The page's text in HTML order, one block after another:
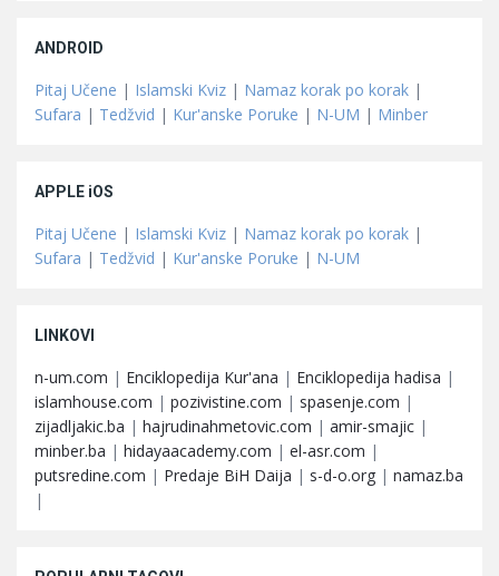
ANDROID
Pitaj Učene | Islamski Kviz | Namaz korak po korak |
Sufara | Tedžvid | Kur'anske Poruke | N-UM | Minber
APPLE iOS
Pitaj Učene | Islamski Kviz | Namaz korak po korak |
Sufara | Tedžvid | Kur'anske Poruke | N-UM
LINKOVI
n-um.com | Enciklopedija Kur'ana | Enciklopedija hadisa |
islamhouse.com | pozivistine.com | spasenje.com |
zijadljakic.ba | hajrudinahmetovic.com | amir-smajic |
minber.ba | hidayaacademy.com | el-asr.com |
putsredine.com | Predaje BiH Daija | s-d-o.org | namaz.ba
|